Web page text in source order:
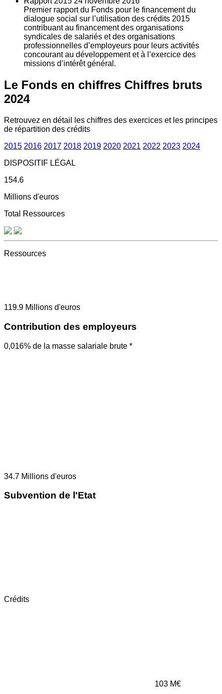
Premier rapport du Fonds pour le financement du
dialogue social sur l’utilisation des crédits 2015
contribuant au financement des organisations
syndicales de salariés et des organisations
professionnelles d’employeurs pour leurs activités
concourant au développement et à l’exercice des
missions d’intérêt général.
Le Fonds en chiffres Chiffres bruts
2024
Retrouvez en détail les chiffres des exercices et les principes
de répartition des crédits
2015 2016 2017 2018 2019 2020 2021 2022 2023 2024
DISPOSITIF LÉGAL
154.6
Millions d'euros
Total Ressources
Ressources
119.9 Millions d'euros
Contribution des employeurs
0,016% de la masse salariale brute *
34.7 Millions d'euros
Subvention de l'Etat
Crédits
103 M€